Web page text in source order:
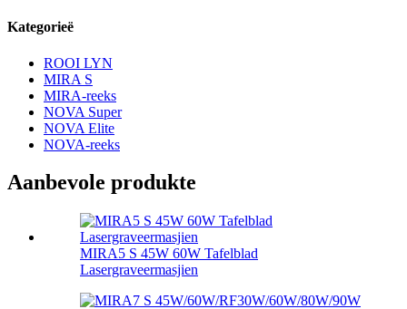
Kategorieë
ROOI LYN
MIRA S
MIRA-reeks
NOVA Super
NOVA Elite
NOVA-reeks
Aanbevole produkte
MIRA5 S 45W 60W Tafelblad
Lasergraveermasjien